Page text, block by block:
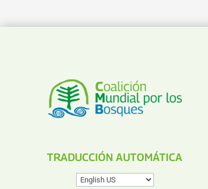
TRADUCCIÓN AUTOMÁTICA